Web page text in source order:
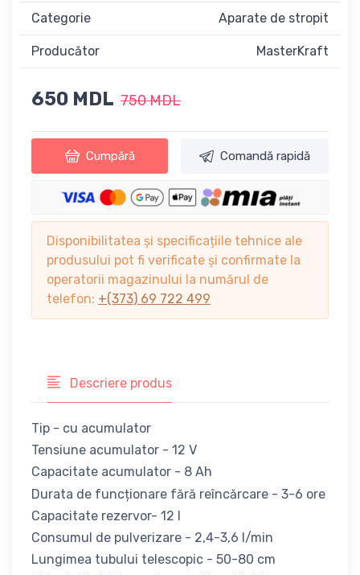
Categorie Aparate de stropit
Producător MasterKraft
650 MDL 750 MDL
Cumpără Comandă rapidă
Disponibilitatea și specificațiile tehnice ale
produsului pot fi verificate și confirmate la
operatorii magazinului la numărul de
telefon: +(373) 69 722 499
Descriere produs
Tip - cu acumulator
Tensiune acumulator - 12 V
Capacitate acumulator - 8 Ah
Durata de funcționare fără reîncărcare - 3-6 ore
Capacitate rezervor- 12 l
Consumul de pulverizare - 2,4-3,6 l/min
Lungimea tubului telescopic - 50-80 cm